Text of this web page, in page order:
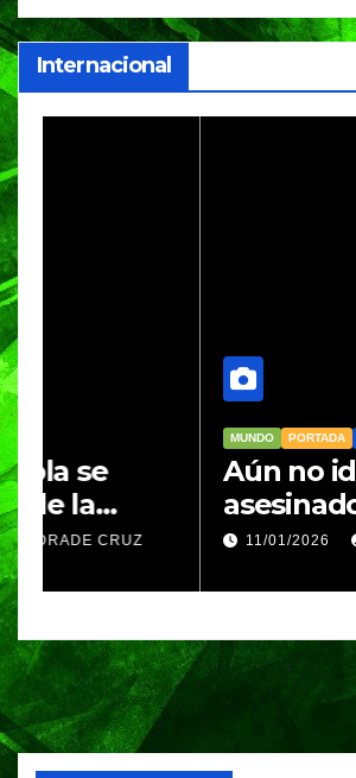
Internacional
SEGURIDAD
Aún no identifican a
asesinado en
Amozoc
11/01/2026 CARLOS ALI